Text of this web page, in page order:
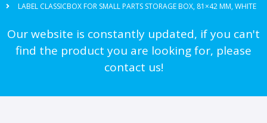
LABEL CLASSICBOX FOR SMALL PARTS STORAGE BOX, 81×42 MM, WHITE
Our website is constantly updated, if you can't
find the product you are looking for, please
contact us!